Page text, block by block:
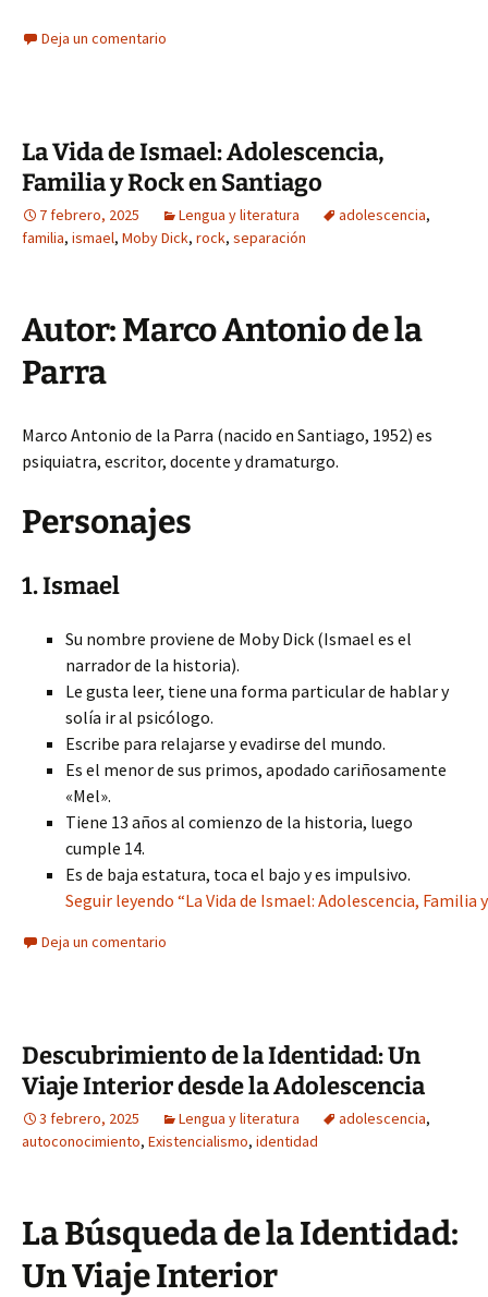
Deja un comentario
La Vida de Ismael: Adolescencia,
Familia y Rock en Santiago
7 febrero, 2025 Lengua y literatura adolescencia,
familia, ismael, Moby Dick, rock, separación
Autor: Marco Antonio de la
Parra
Marco Antonio de la Parra (nacido en Santiago, 1952) es
psiquiatra, escritor, docente y dramaturgo.
Personajes
1. Ismael
Su nombre proviene de Moby Dick (Ismael es el
narrador de la historia).
Le gusta leer, tiene una forma particular de hablar y
solía ir al psicólogo.
Escribe para relajarse y evadirse del mundo.
Es el menor de sus primos, apodado cariñosamente
«Mel».
Tiene 13 años al comienzo de la historia, luego
cumple 14.
Es de baja estatura, toca el bajo y es impulsivo.
Seguir leyendo “La Vida de Ismael: Adolescencia, Familia
Deja un comentario
Descubrimiento de la Identidad: Un
Viaje Interior desde la Adolescencia
3 febrero, 2025 Lengua y literatura adolescencia,
autoconocimiento, Existencialismo, identidad
La Búsqueda de la Identidad:
Un Viaje Interior